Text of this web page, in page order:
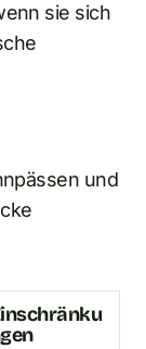
sie sich
und